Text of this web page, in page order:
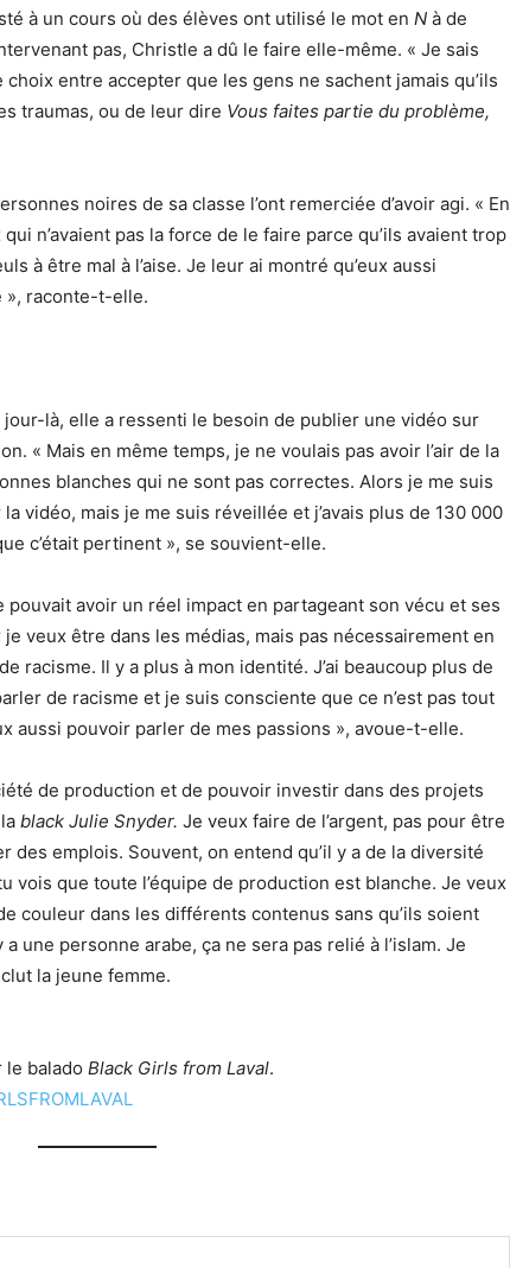
à un cours où des élèves ont utilisé le mot en N à de
pas, Christle a dû le faire elle-même. « Je sais
choix entre accepter que les gens ne sachent jamais qu’ils
traumas, ou de leur dire Vous faites partie du problème,
noires de sa classe l’ont remerciée d’avoir agi. « En
n’avaient pas la force de le faire parce qu’ils avaient trop
à être mal à l’aise. Je leur ai montré qu’eux aussi
», raconte-t-elle.
là, elle a ressenti le besoin de publier une vidéo sur
« Mais en même temps, je ne voulais pas avoir l’air de la
blanches qui ne sont pas correctes. Alors je me suis
vidéo, mais je me suis réveillée et j’avais plus de 130 000
c’était pertinent », se souvient-elle.
pouvait avoir un réel impact en partageant son vécu et ses
veux être dans les médias, mais pas nécessairement en
racisme. Il y a plus à mon identité. J’ai beaucoup plus de
de racisme et je suis consciente que ce n’est pas tout
aussi pouvoir parler de mes passions », avoue-t-elle.
de production et de pouvoir investir dans des projets
black Julie Snyder. Je veux faire de l’argent, pas pour être
emplois. Souvent, on entend qu’il y a de la diversité
vois que toute l’équipe de production est blanche. Je veux
couleur dans les différents contenus sans qu’ils soient
une personne arabe, ça ne sera pas relié à l’islam. Je
la jeune femme.
le balado Black Girls from Laval.